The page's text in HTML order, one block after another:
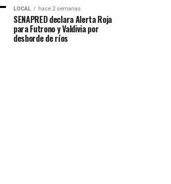
LOCAL hace 2 semanas
SENAPRED declara Alerta Roja
para Futrono y Valdivia por
desborde de ríos